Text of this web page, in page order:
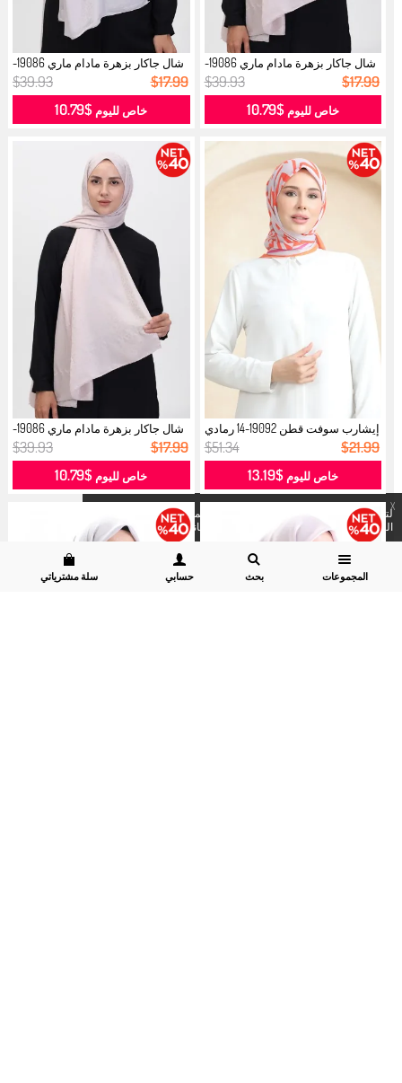
Xلتسهيل عملية الشراء لكم نستخدم الكوكيز المشروع به . لرؤية
التفاصيليمكنكم زيارة موقعنا قسم سرية البيانات وسياسة الكوكيز.
المجموعات بحث حسابي سلة مشترياتي
شال جاكار بزهرة مادام ماري 19086-
20...
$39.93 $17.99
خاص لليوم$10.79
شال جاكار بزهرة مادام ماري 19086-
04...
$39.93 $17.99
خاص لليوم $10.79
إيشارب سوفت قطن 19092-14 رمادي
برتق...
$51.34 $21.99
خاص لليوم$13.19
شال جاكار بزهرة مادام ماري 19086-
20...
$39.93 $17.99
خاص لليوم $10.79